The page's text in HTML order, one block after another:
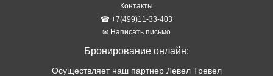
Контакты
☎ +7(499)11-33-403
✉ Написать письмо
Бронирование онлайн:
Осуществляет наш партнер Левел Тревел